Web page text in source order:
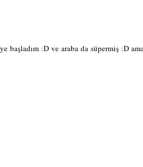
:D ve araba da süpermiş :D